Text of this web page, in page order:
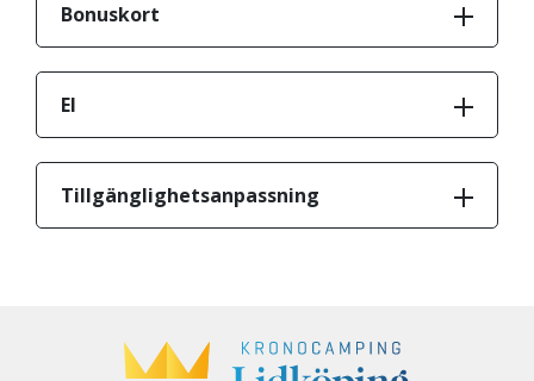
Bonuskort
El
Tillgänglighetsanpassning